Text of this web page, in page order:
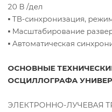
20 В /дел
▪ ТВ-синхронизация,
▪ Масштабирование
▪ Автоматическая
ОСНОВНЫЕ
ОСЦИЛЛОГРАФА
ЭЛЕКТРОННО-ЛУЧЕВАЯ